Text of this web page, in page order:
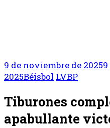
9 de noviembre de 2025
2025Béisbol LVBP
Tiburones
apabullante